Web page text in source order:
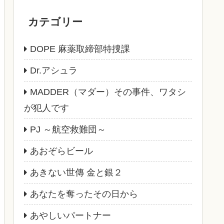
カテゴリー
DOPE 麻薬取締部特捜課
Dr.アシュラ
MADDER（マダー）その事件、ワタシ
が犯人です
PJ ～航空救難団～
あおぞらビール
あきない世傳 金と銀２
あなたを奪ったその日から
あやしいパートナー